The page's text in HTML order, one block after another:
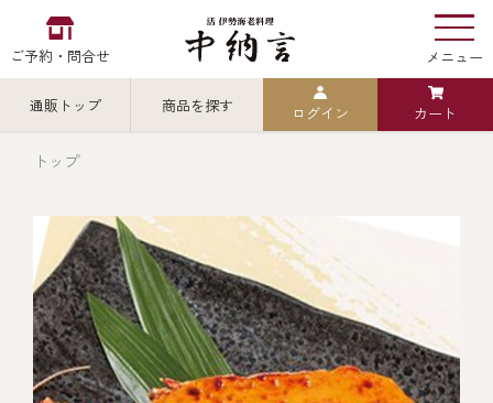
ご予約・問合せ メニュー
中納言の伊勢海老
用途・シーン
通販トップ 商品を探す
カテゴリから探す 全ての商品を見る
伊勢海老
ログイン カート
トップ